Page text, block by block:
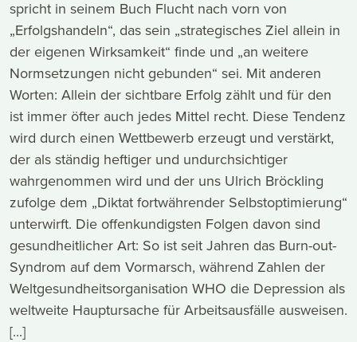
spricht in seinem Buch Flucht nach vorn von
„Erfolgshandeln“, das sein „strategisches Ziel allein in
der eigenen Wirksamkeit“ finde und „an weitere
Normsetzungen nicht gebunden“ sei. Mit anderen
Worten: Allein der sichtbare Erfolg zählt und für den
ist immer öfter auch jedes Mittel recht. Diese Tendenz
wird durch einen Wettbewerb erzeugt und verstärkt,
der als ständig heftiger und undurchsichtiger
wahrgenommen wird und der uns Ulrich Bröckling
zufolge dem „Diktat fortwährender Selbstoptimierung“
unterwirft. Die offenkundigsten Folgen davon sind
gesundheitlicher Art: So ist seit Jahren das Burn-out-
Syndrom auf dem Vormarsch, während Zahlen der
Weltgesundheitsorganisation WHO die Depression als
weltweite Hauptursache für Arbeitsausfälle ausweisen.
[...]